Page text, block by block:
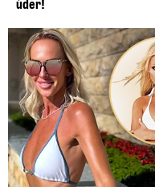
Belohorcová rok po